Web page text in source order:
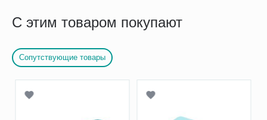
С этим товаром покупают
Сопутствующие товары